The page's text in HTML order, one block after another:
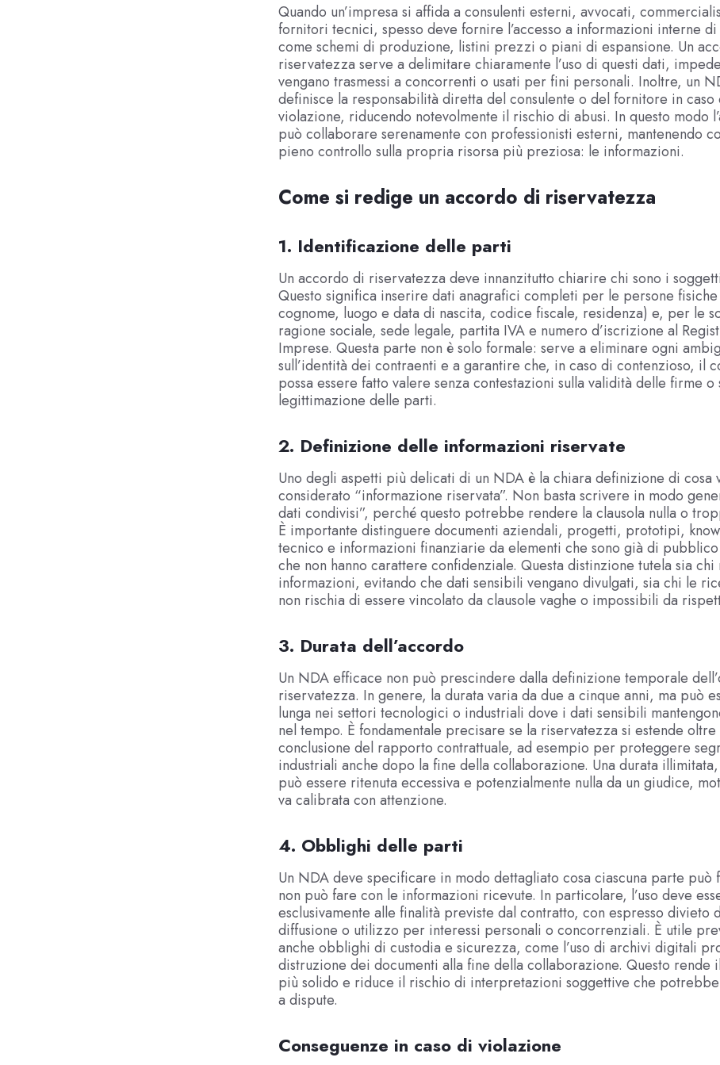
Quando un’impresa si affida a consulenti esterni, avvocati,
fornitori tecnici, spesso deve fornire l’accesso a informazioni interne
come schemi di produzione, listini prezzi o piani di espansione. Un
riservatezza serve a delimitare chiaramente l’uso di questi dati,
vengano trasmessi a concorrenti o usati per fini personali. Inoltre, un
definisce la responsabilità diretta del consulente o del fornitore in caso
violazione, riducendo notevolmente il rischio di abusi. In questo modo
può collaborare serenamente con professionisti esterni, mantenendo
pieno controllo sulla propria risorsa più preziosa: le informazioni.
Come si redige un accordo di riservatezza
1. Identificazione delle parti
Un accordo di riservatezza deve innanzitutto chiarire chi sono i
Questo significa inserire dati anagrafici completi per le persone fisiche
cognome, luogo e data di nascita, codice fiscale, residenza) e, per le
ragione sociale, sede legale, partita IVA e numero d’iscrizione al
Imprese. Questa parte non è solo formale: serve a eliminare ogni
sull’identità dei contraenti e a garantire che, in caso di contenzioso, il
possa essere fatto valere senza contestazioni sulla validità delle firme o
legittimazione delle parti.
2. Definizione delle informazioni riservate
Uno degli aspetti più delicati di un NDA è la chiara definizione di cosa
considerato “informazione riservata”. Non basta scrivere in modo
dati condivisi”, perché questo potrebbe rendere la clausola nulla o
È importante distinguere documenti aziendali, progetti, prototipi,
tecnico e informazioni finanziarie da elementi che sono già di
che non hanno carattere confidenziale. Questa distinzione tutela sia chi
informazioni, evitando che dati sensibili vengano divulgati, sia chi le
non rischia di essere vincolato da clausole vaghe o impossibili da
3. Durata dell’accordo
Un NDA efficace non può prescindere dalla definizione temporale
riservatezza. In genere, la durata varia da due a cinque anni, ma può
lunga nei settori tecnologici o industriali dove i dati sensibili
nel tempo. È fondamentale precisare se la riservatezza si estende oltre
conclusione del rapporto contrattuale, ad esempio per proteggere
industriali anche dopo la fine della collaborazione. Una durata
può essere ritenuta eccessiva e potenzialmente nulla da un giudice,
va calibrata con attenzione.
4. Obblighi delle parti
Un NDA deve specificare in modo dettagliato cosa ciascuna parte può
non può fare con le informazioni ricevute. In particolare, l’uso deve
esclusivamente alle finalità previste dal contratto, con espresso divieto
diffusione o utilizzo per interessi personali o concorrenziali. È utile
anche obblighi di custodia e sicurezza, come l’uso di archivi digitali
distruzione dei documenti alla fine della collaborazione. Questo rende
più solido e riduce il rischio di interpretazioni soggettive che
a dispute.
Conseguenze in caso di violazione